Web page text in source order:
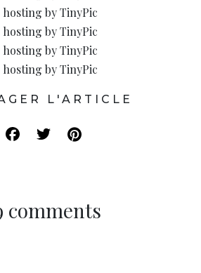
L'ARTICLE
comments